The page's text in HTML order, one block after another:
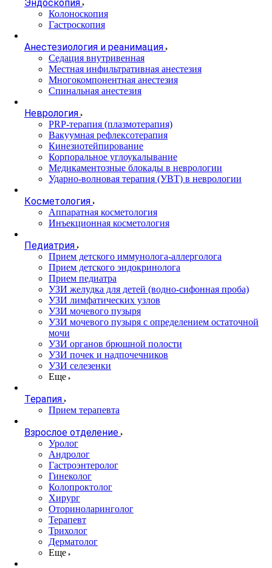
Эндоскопия
Колоноскопия
Гастроскопия
Анестезиология и реанимация
Cедация внутривенная
Местная инфильтративная анестезия
Многокомпонентная анестезия
Спинальная анестезия
Неврология
PRP-терапия (плазмотерапия)
Вакуумная рефлексотерапия
Кинезиотейпирование
Корпоральное углоукалывание
Медикаментозные блокады в неврологии
Ударно-волновая терапия (УВТ) в неврологии
Косметология
Аппаратная косметология
Инъекционная косметология
Педиатрия
Прием детского иммунолога-аллерголога
Прием детского эндокринолога
Прием педиатра
УЗИ желудка для детей (водно-сифонная проба)
УЗИ лимфатических узлов
УЗИ мочевого пузыря
УЗИ мочевого пузыря с определением остаточной
мочи
УЗИ органов брюшной полости
УЗИ почек и надпочечников
УЗИ селезенки
Еще
Терапия
Прием терапевта
Взрослое отделение
Уролог
Андролог
Гастроэнтеролог
Гинеколог
Колопроктолог
Хирург
Оториноларинголог
Терапевт
Трихолог
Дерматолог
Еще